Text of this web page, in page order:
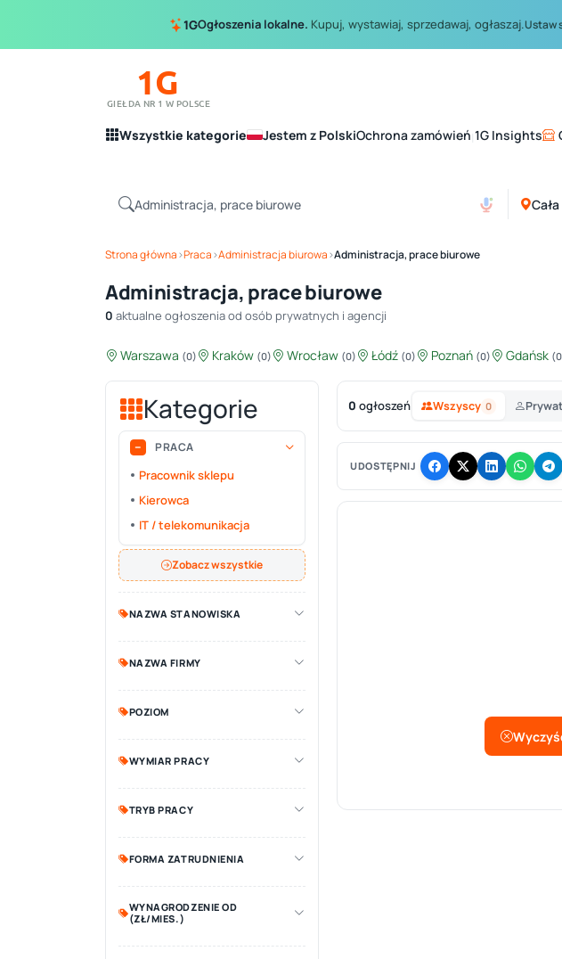
1GOgłoszenia lokalne. Kupuj, wystawiaj, sprzedawaj, ogłaszaj.Ustaw
1G
GIEŁDA NR 1 W POLSCE
Wszystkie kategorie Jestem z PolskiOchrona zamówień 1G Insights
Strona główna›Praca›Administracja biurowa›Administracja, prace biurowe
Administracja, prace biurowe
0 aktualne ogłoszenia od osób prywatnych i agencji
Warszawa (0) Kraków (0) Wrocław (0) Łódź (0) Poznań (0) Gdańsk
Kategorie
PRACA
Pracownik sklepu
Kierowca
IT / telekomunikacja
Zobacz wszystkie
NAZWA STANOWISKA
NAZWA FIRMY
POZIOM
WYMIAR PRACY
TRYB PRACY
FORMA ZATRUDNIENIA
WYNAGRODZENIE OD
(ZŁ/MIES.)
0 ogłoszeń Wszyscy 0
UDOSTĘPNIJ